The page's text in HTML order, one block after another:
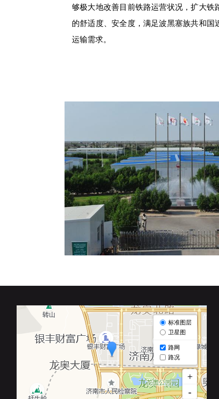
够极大地改善目前铁路运营状况，扩大铁
的舒适度、安全度，满足波黑塞族共和国
运输需求。